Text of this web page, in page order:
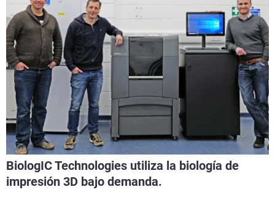
BiologIC Technologies utiliza la biología de
impresión 3D bajo demanda.